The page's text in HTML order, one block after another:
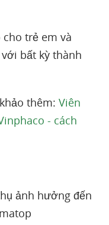
trẻ em và
bất kỳ thành
thêm: Viên
- cách
ảnh hưởng đến